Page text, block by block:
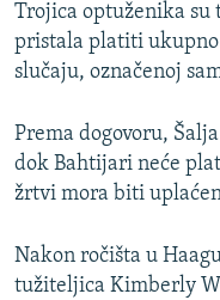
Trojica optuženika su
pristala platiti
slučaju, označenoj
Prema dogovoru,
dok Bahtijari neće
žrtvi mora biti
Nakon ročišta u
tužiteljica Kimberly